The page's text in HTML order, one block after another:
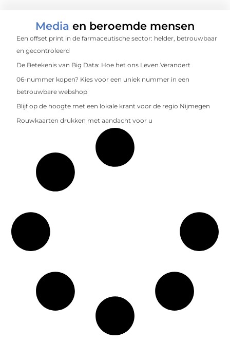
Media en beroemde mensen
Een offset print in de farmaceutische sector: helder, betrouwbaar
en gecontroleerd
De Betekenis van Big Data: Hoe het ons Leven Verandert
06-nummer kopen? Kies voor een uniek nummer in een
betrouwbare webshop
Blijf op de hoogte met een lokale krant voor de regio Nijmegen
Rouwkaarten drukken met aandacht voor u